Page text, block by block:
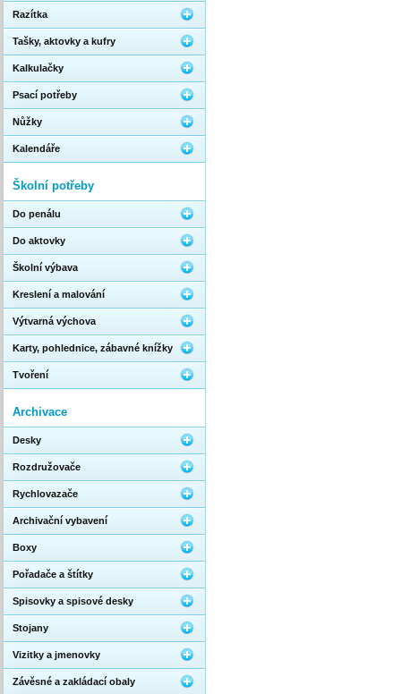
Razítka
Tašky, aktovky a kufry
Kalkulačky
Psací potřeby
Nůžky
Kalendáře
Školní potřeby
Do penálu
Do aktovky
Školní výbava
Kreslení a malování
Výtvarná výchova
Karty, pohlednice, zábavné knížky
Tvoření
Archivace
Desky
Rozdružovače
Rychlovazače
Archivační vybavení
Boxy
Pořadače a štítky
Spisovky a spisové desky
Stojany
Vizitky a jmenovky
Závěsné a zakládací obaly